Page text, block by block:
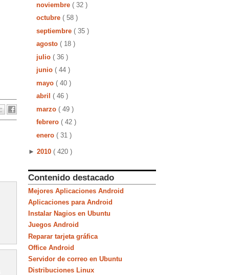
noviembre ( 32 )
octubre ( 58 )
septiembre ( 35 )
agosto ( 18 )
julio ( 36 )
junio ( 44 )
mayo ( 40 )
abril ( 46 )
marzo ( 49 )
febrero ( 42 )
enero ( 31 )
► 2010 ( 420 )
Contenido destacado
Mejores Aplicaciones Android
Aplicaciones para Android
Instalar Nagios en Ubuntu
Juegos Android
Reparar tarjeta gráfica
Office Android
Servidor de correo en Ubuntu
Distribuciones Linux